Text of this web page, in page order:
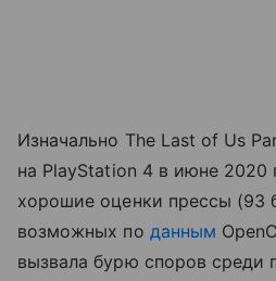
Изначально The Last of Us
на PlayStation 4 в июне 2020
хорошие оценки прессы (93
возможных по данным
вызвала бурю споров среди